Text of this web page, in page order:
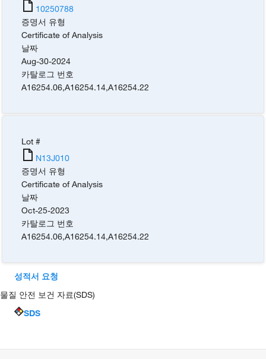
10250788
증명서 유형
Certificate of Analysis
날짜
Aug-30-2024
카탈로그 번호
A16254.06,A16254.14,A16254.22
Lot #
N13J010
증명서 유형
Certificate of Analysis
날짜
Oct-25-2023
카탈로그 번호
A16254.06,A16254.14,A16254.22
성적서 요청
물질 안전 보건 자료(SDS)
SDS